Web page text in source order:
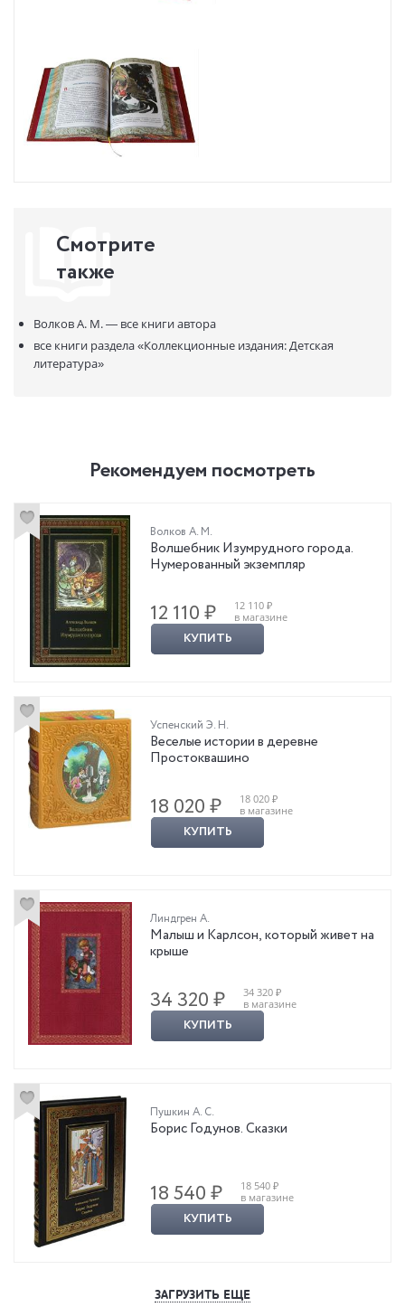
Смотрите
также
Волков А. М. — все книги автора
все книги раздела«Коллекционные издания: Детская
литература»
Рекомендуем посмотреть
Волков А. М.
Волшебник Изумрудного города.
Нумерованный экземпляр
12 110 ₽
12 110 ₽
в магазине
КУПИТЬ
Успенский Э. Н.
Веселые истории в деревне
Простоквашино
18 020 ₽
18 020 ₽
в магазине
КУПИТЬ
Линдгрен А.
Малыш и Карлсон, который живет на
крыше
34 320 ₽
34 320 ₽
в магазине
КУПИТЬ
Пушкин А. С.
Борис Годунов. Сказки
18 540 ₽
18 540 ₽
в магазине
КУПИТЬ
ЗАГРУЗИТЬ ЕЩЕ